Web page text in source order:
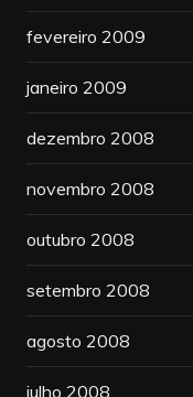
fevereiro 2009
janeiro 2009
dezembro 2008
novembro 2008
outubro 2008
setembro 2008
agosto 2008
julho 2008